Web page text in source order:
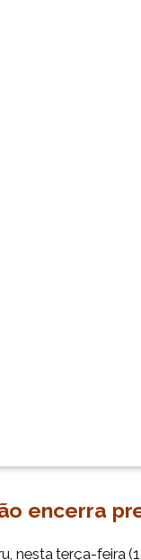
encerra
nesta terça-feira